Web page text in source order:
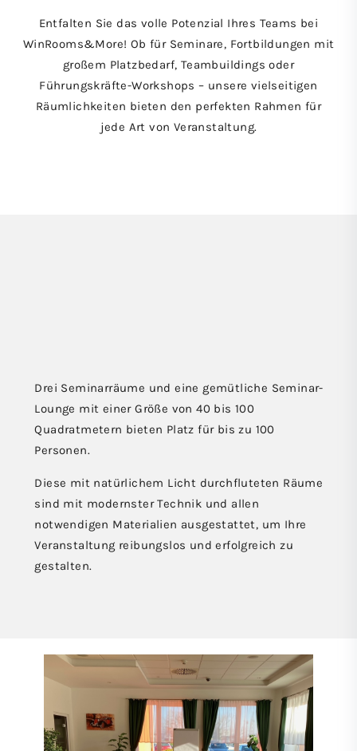
Entfalten Sie das volle Potenzial Ihres Teams bei
WinRooms&More! Ob für Seminare, Fortbildungen mit
großem Platzbedarf, Teambuildings oder
Führungskräfte-Workshops – unsere vielseitigen
Räumlichkeiten bieten den perfekten Rahmen für
jede Art von Veranstaltung.
Drei Seminarräume und eine gemütliche Seminar-
Lounge mit einer Größe von 40 bis 100
Quadratmetern bieten Platz für bis zu 100
Personen.
Diese mit natürlichem Licht durchfluteten Räume
sind mit modernster Technik und allen
notwendigen Materialien ausgestattet, um Ihre
Veranstaltung reibungslos und erfolgreich zu
gestalten.